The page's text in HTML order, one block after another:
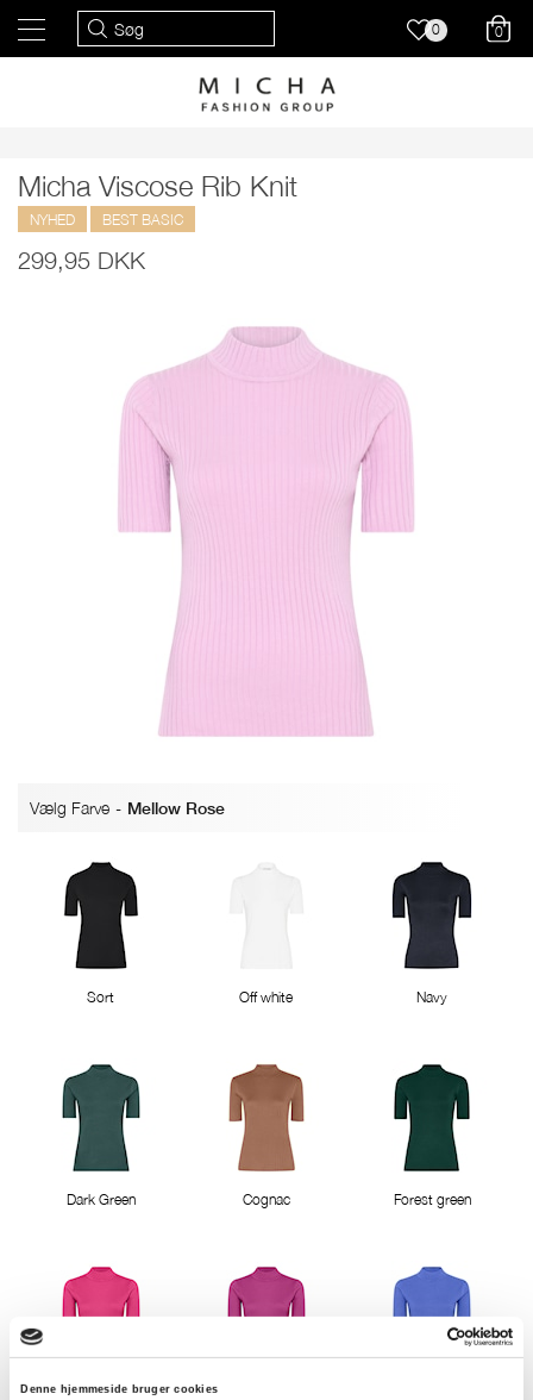
Denne hjemmeside bruger cookies
0 0
Micha Viscose Rib Knit
NYHED BEST BASIC
299,95 DKK
Vælg Farve - Mellow Rose
Sort Off white Navy
Dark Green Cognac Forest green